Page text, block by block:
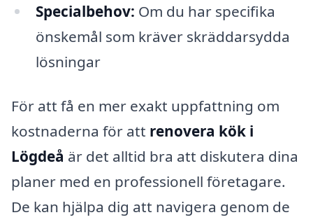
Specialbehov: Om du har specifika
önskemål som kräver skräddarsydda
lösningar
För att få en mer exakt uppfattning om
kostnaderna för att renovera kök i
Lögdeå är det alltid bra att diskutera dina
planer med en professionell företagare.
De kan hjälpa dig att navigera genom de